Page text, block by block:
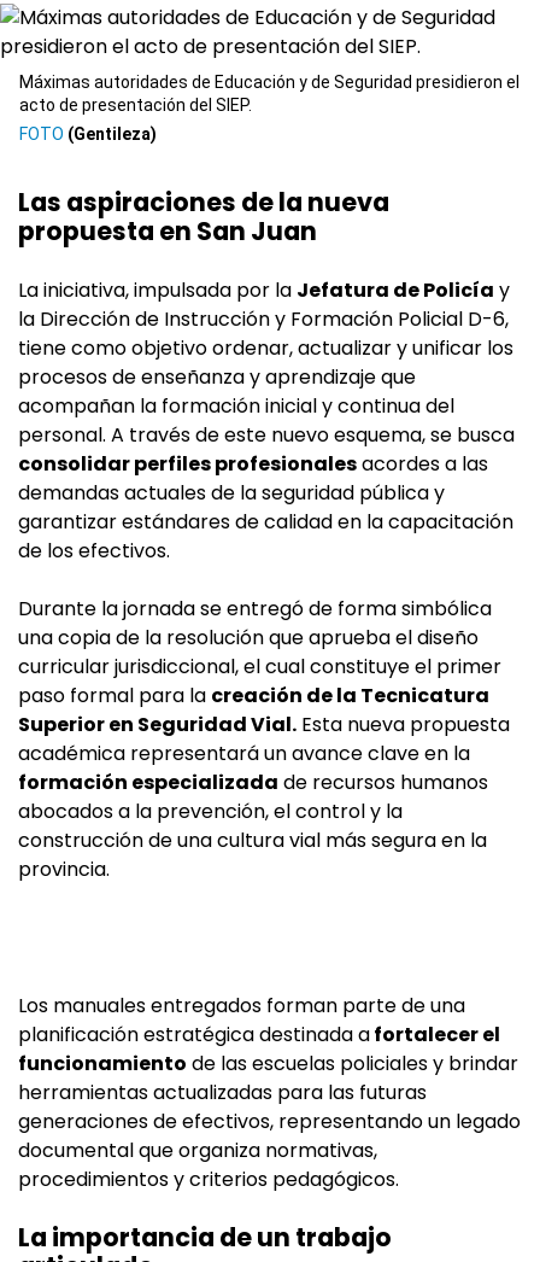
Máximas autoridades de Educación y de Seguridad presidieron el
acto de presentación del SIEP.
(Gentileza)
Las aspiraciones de la nueva
propuesta en San Juan
La iniciativa, impulsada por la Jefatura de Policía y
la Dirección de Instrucción y Formación Policial D-6,
tiene como objetivo ordenar, actualizar y unificar los
procesos de enseñanza y aprendizaje que
acompañan la formación inicial y continua del
personal. A través de este nuevo esquema, se busca
consolidar perfiles profesionalesacordes a las
demandas actuales de la seguridad pública y
garantizar estándares de calidad en la capacitación
de los efectivos.
Durante la jornada se entregó de forma simbólica
una copia de la resolución que aprueba el diseño
curricular jurisdiccional, el cual constituye el primer
paso formal para la creación de la Tecnicatura
Superior en Seguridad Vial. Esta nueva propuesta
académica representará un avance clave en la
formación especializada de recursos humanos
abocados a la prevención, el control y la
construcción de una cultura vial más segura en la
provincia.
Los manuales entregados forman parte de una
planificación estratégica destinada afortalecer el
funcionamiento de las escuelas policiales y brindar
herramientas actualizadas para las futuras
generaciones de efectivos, representando un legado
documental que organiza normativas,
procedimientos y criterios pedagógicos.
La importancia de un trabajo